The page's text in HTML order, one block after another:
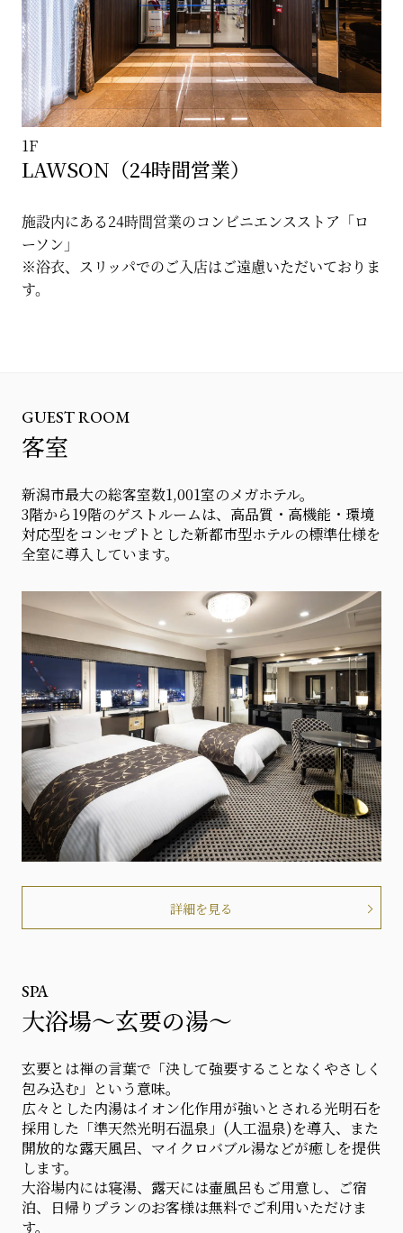
1F
LAWSON（24時間営業）
施設内にある24時間営業のコンビニエンスストア「ロ
ーソン」
※浴衣、スリッパでのご入店はご遠慮いただいておりま
す。
GUEST ROOM
客室
新潟市最大の総客室数1,001室のメガホテル。
3階から19階のゲストルームは、高品質・高機能・環境
対応型をコンセプトとした新都市型ホテルの標準仕様を
全室に導入しています。
詳細を見る
SPA
大浴場～玄要の湯～
玄要とは禅の言葉で「決して強要することなくやさしく
包み込む」という意味。
広々とした内湯はイオン化作用が強いとされる光明石を
採用した「準天然光明石温泉」(人工温泉)を導入、また
開放的な露天風呂、マイクロバブル湯などが癒しを提供
します。
大浴場内には寝湯、露天には壷風呂もご用意し、ご宿
泊、日帰りプランのお客様は無料でご利用いただけま
す。